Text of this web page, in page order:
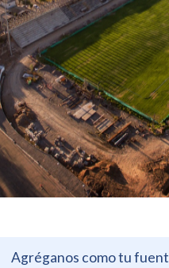
Agréganos como tu